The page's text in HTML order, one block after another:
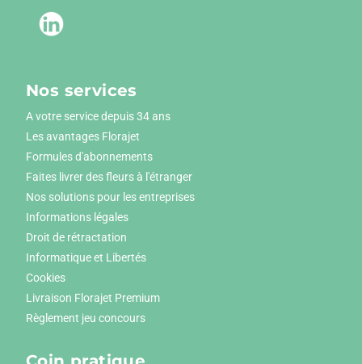
Nos services
A votre service depuis 34 ans
Les avantages Florajet
Formules d'abonnements
Faites livrer des fleurs à l'étranger
Nos solutions pour les entreprises
Informations légales
Droit de rétractation
Informatique et Libertés
Cookies
Livraison Florajet Premium
Règlement jeu concours